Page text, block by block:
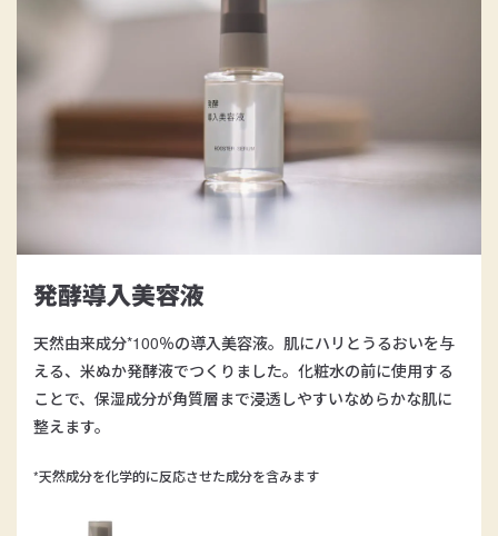
発酵導入美容液
天然由来成分*100％の導入美容液。肌にハリとうるおいを与
える、米ぬか発酵液でつくりました。化粧水の前に使用する
ことで、保湿成分が角質層まで浸透しやすいなめらかな肌に
整えます。
*天然成分を化学的に反応させた成分を含みます